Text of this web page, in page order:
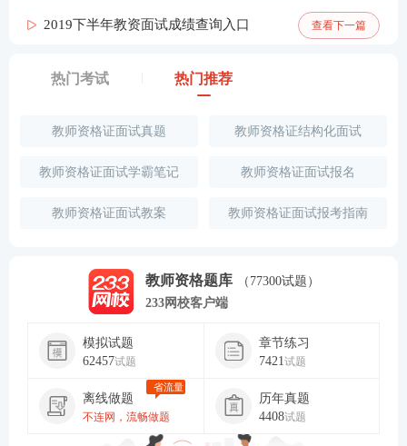
2019下半年教资面试成绩查询入口 查看下一篇
热门考试 热门推荐
教师资格证面试真题 教师资格证结构化面试
教师资格证面试学霸笔记 教师资格证面试报名
教师资格证面试教案 教师资格证面试报考指南
教师资格题库
（77300试题）
233网校客户端
模拟试题
62457试题
章节练习
7421试题
离线做题
不连网，流畅做题
省流量
历年真题
4408试题